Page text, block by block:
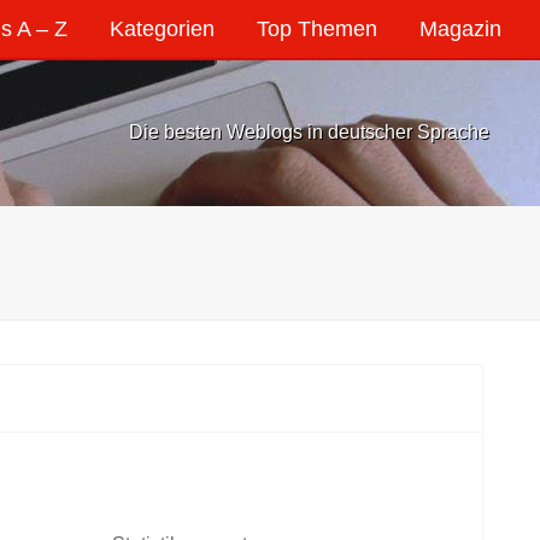
A – Z Kategorien Top Themen Magazin
Die besten Weblogs in deutscher Sprache